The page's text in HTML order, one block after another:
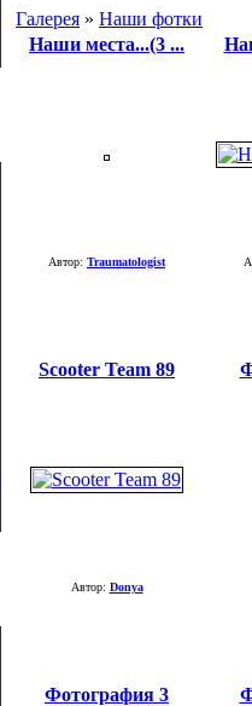
Галерея » Наши фотки
Наши места...(3 ...
Автор: Traumatologist
Scooter Team 89
Автор: Donya
Фотография 3